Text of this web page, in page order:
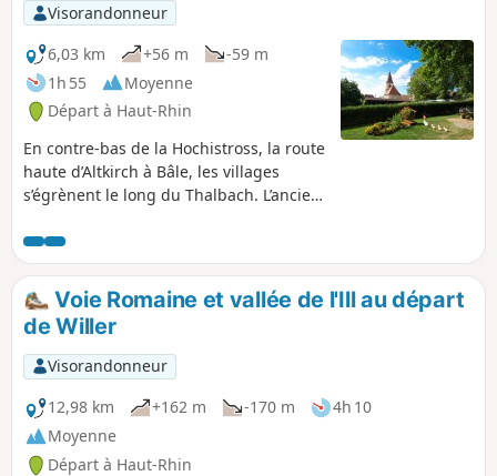
Visorandonneur
6,03 km
+56 m
-59 m
1h 55
Moyenne
Départ à Haut-Rhin
En contre-bas de la Hochistross, la route
haute d’Altkirch à Bâle, les villages
s’égrènent le long du Thalbach. L’ancien
depuis peu, pour le plus grand bonheur
des artistes et des amoureux de
l’Histoire.
Voie Romaine et vallée de l'Ill au départ
de Willer
Visorandonneur
12,98 km
+162 m -170 m
4h 10
Moyenne
Départ à Haut-Rhin